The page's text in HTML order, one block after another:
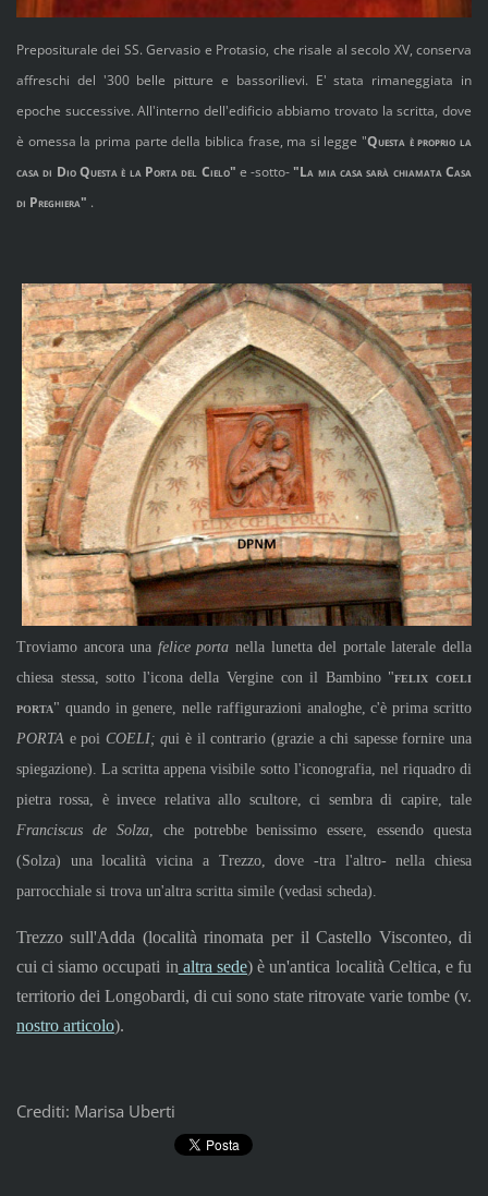
Prepositurale dei SS. Gervasio e Protasio, che risale al secolo XV, conserva
affreschi del '300 belle pitture e bassorilievi. E' stata rimaneggiata in
epoche successive. All'interno dell'edificio abbiamo trovato la scritta, dove
è omessa la prima parte della biblica frase, ma si legge "Questa è proprio la
casa di Dio Questa è la Porta del Cielo" e -sotto-"La mia casa sarà chiamata Casa
di Preghiera" .
Troviamo ancora una felice portanella lunetta del portale laterale della
chiesa stessa, sotto l'icona della Vergine con il Bambino "felix coeli
porta" quando in genere, nelle raffigurazioni analoghe, c'è prima scritto
PORTAe poi COELI; qui è il contrario (grazie a chi sapesse fornire una
spiegazione). La scritta appena visibile sotto l'iconografia, nel riquadro di
pietra rossa, è invece relativa allo scultore, ci sembra di capire, tale
Franciscus de Solza, che potrebbe benissimo essere, essendo questa
(Solza) una località vicina a Trezzo, dove -tra l'altro- nella chiesa
parrocchiale si trova un'altra scritta simile (vedasi scheda).
Trezzo sull'Adda (località rinomata per il Castello Visconteo, di
cui ci siamo occupati in altra sede) è un'antica località Celtica, e fu
territorio dei Longobardi, di cui sono state ritrovate varie tombe (v.
nostro articolo).
Crediti: Marisa Uberti